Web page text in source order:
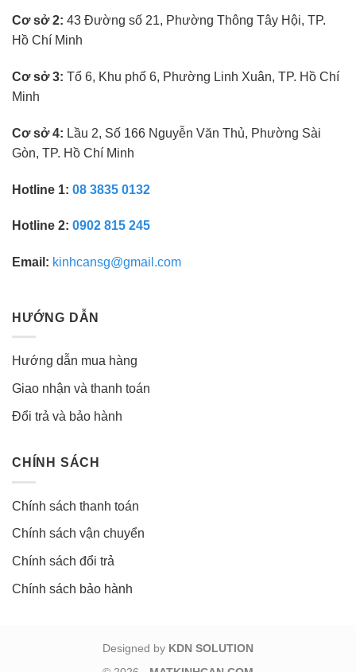
nghiệm
Cơ sở 2: 43 Đường số 21, Phường Thông Tây Hội, TP.
Hồ Chí Minh
Cơ sở 3: Tổ 6, Khu phố 6, Phường Linh Xuân, TP. Hồ Chí
Minh
Cơ sở 4: Lầu 2, Số 166 Nguyễn Văn Thủ, Phường Sài
Gòn, TP. Hồ Chí Minh
Hotline 1: 08 3835 0132
Hotline 2: 0902 815 245
Email: kinhcansg@gmail.com
HƯỚNG DẪN
Hướng dẫn mua hàng
Giao nhận và thanh toán
Đổi trả và bảo hành
CHÍNH SÁCH
Chính sách thanh toán
Chính sách vận chuyển
Chính sách đổi trả
Chính sách bảo hành
Designed by KDN SOLUTION